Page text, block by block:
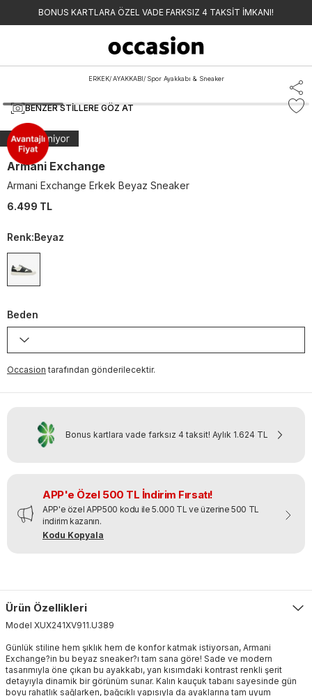
BONUS KARTLARA ÖZEL VADE FARKSIZ 4 TAKSİT İMKANI!
ERKEK/ AYAKKABI/ Spor Ayakkabı & Sneaker
BENZER STILLERE GÖZ AT
Armani Exchange
Armani Exchange Erkek Beyaz Sneaker
6.499 TL
Renk:Beyaz
Beden
Occasion tarafından gönderilecektir.
Bonus kartlara vade farksız 4 taksit! Aylık 1.624 TL
APP'e Özel 500 TL İndirim Fırsatı!
APP'e özel APP500 kodu ile 5.000 TL ve üzerine 500 TL
indirim kazanın.
Kodu Kopyala
Ürün Özellikleri
Model XUX241XV911.U389
Günlük stiline hem şıklık hem de konfor katmak istiyorsan, Armani
Exchange?in bu beyaz sneaker?ı tam sana göre! Sade ve modern
tasarımıyla öne çıkan bu ayakkabı, yan kısımdaki kontrast renkli şerit
detayıyla dinamik bir görünüm sunar. Kalın kauçuk tabanı sayesinde gün
boyu rahatlık sağlarken, bağcıklı yapısıyla da ayaklarına tam uyum